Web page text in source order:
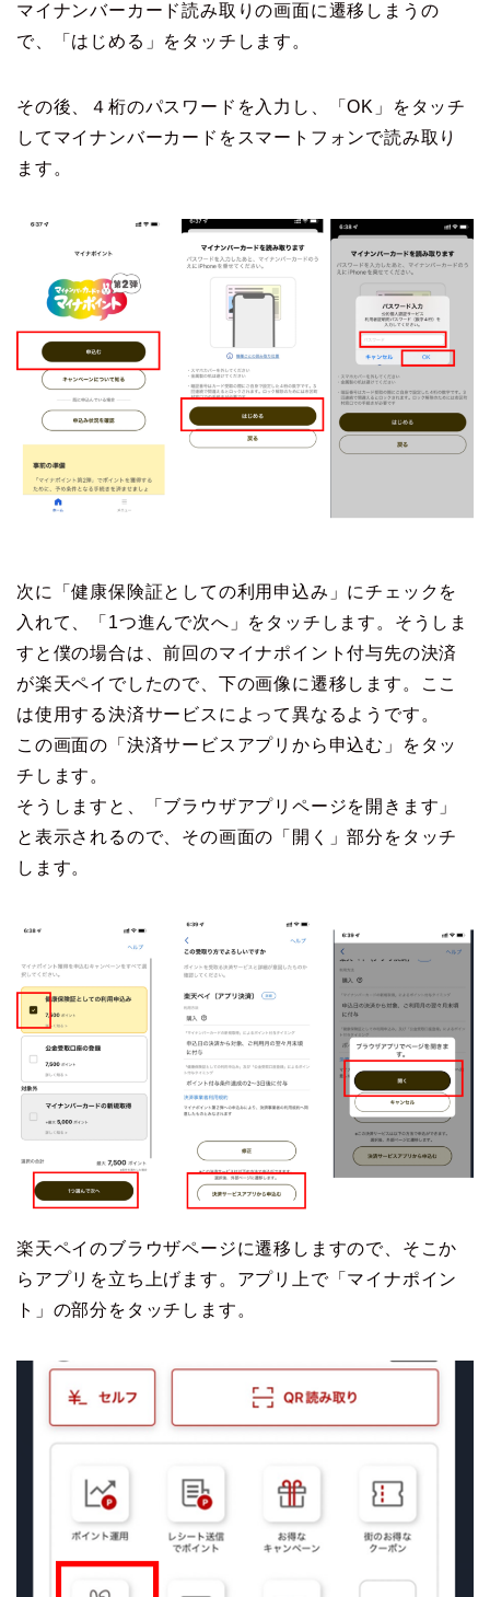
マイナンバーカード読み取りの画面に遷移しまうの
で、「はじめる」をタッチします。
その後、４桁のパスワードを入力し、「OK」をタッチ
してマイナンバーカードをスマートフォンで読み取り
ます。
次に「健康保険証としての利用申込み」にチェックを
入れて、「1つ進んで次へ」をタッチします。そうしま
すと僕の場合は、前回のマイナポイント付与先の決済
が楽天ペイでしたので、下の画像に遷移します。ここ
は使用する決済サービスによって異なるようです。
この画面の「決済サービスアプリから申込む」をタッ
チします。
そうしますと、「ブラウザアプリページを開きます」
と表示されるので、その画面の「開く」部分をタッチ
します。
楽天ペイのブラウザページに遷移しますので、そこか
らアプリを立ち上げます。アプリ上で「マイナポイン
ト」の部分をタッチします。